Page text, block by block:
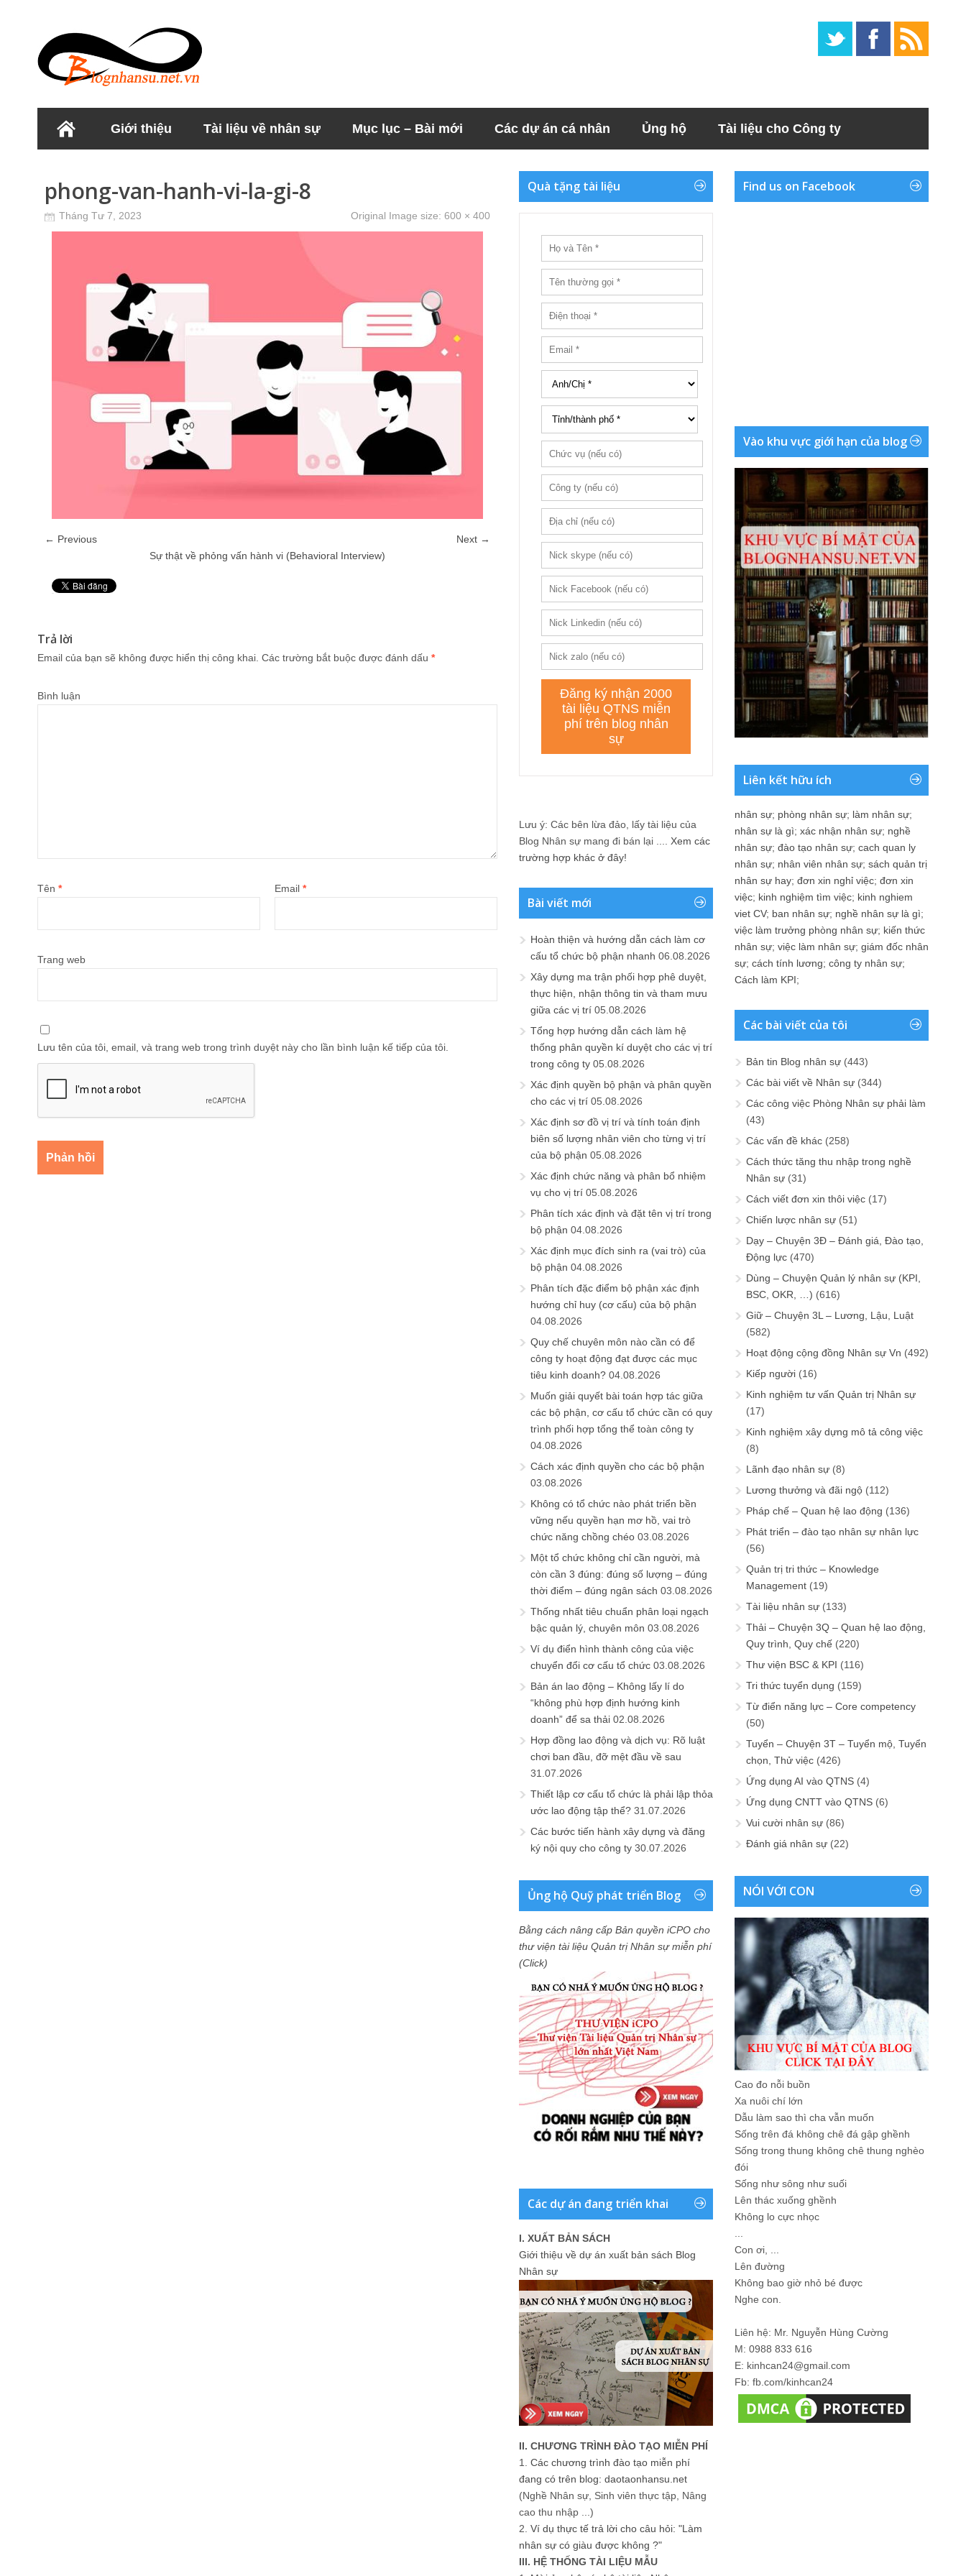
Giới thiệu Tài liệu về nhân sự Mục lục – Bài mới Các dự án cá nhân Ủng hộ Tài liệu cho Công ty
phong-van-hanh-vi-la-gi-8
Tháng Tư 7, 2023 Original Image size: 600 × 400
← Previous
Next →
Sự thật về phỏng vấn hành vi (Behavioral Interview)
Trả lời
Email của bạn sẽ không được hiển thị công khai. Các trường bắt buộc được đánh dấu *
Bình luận
Tên * Email *
Trang web
Lưu tên của tôi, email, và trang web trong trình duyệt này cho lần bình luận kế tiếp của tôi.
Quà tặng tài liệu
Lưu ý: Các bên lừa đảo, lấy tài liệu của
Blog Nhân sự mang đi bán lại .... Xem các
trường hợp khác ở đây!
Bài viết mới
Hoàn thiện và hướng dẫn cách làm cơ
cấu tổ chức bộ phận nhanh 06.08.2026
Xây dựng ma trận phối hợp phê duyệt,
thực hiện, nhận thông tin và tham mưu
giữa các vị trí 05.08.2026
Tổng hợp hướng dẫn cách làm hệ
thống phân quyền kí duyệt cho các vị trí
trong công ty 05.08.2026
Xác định quyền bộ phận và phân quyền
cho các vị trí 05.08.2026
Xác định sơ đồ vị trí và tính toán định
biên số lượng nhân viên cho từng vị trí
của bộ phận 05.08.2026
Xác định chức năng và phân bổ nhiệm
vụ cho vị trí 05.08.2026
Phân tích xác định và đặt tên vị trí trong
bộ phận 04.08.2026
Xác định mục đích sinh ra (vai trò) của
bộ phận 04.08.2026
Phân tích đặc điểm bộ phận xác định
hướng chỉ huy (cơ cấu) của bộ phận
04.08.2026
Quy chế chuyên môn nào cần có để
công ty hoạt động đạt được các mục
tiêu kinh doanh? 04.08.2026
Muốn giải quyết bài toán hợp tác giữa
các bộ phận, cơ cấu tổ chức cần có quy
trình phối hợp tổng thể toàn công ty
04.08.2026
Cách xác định quyền cho các bộ phận
03.08.2026
Không có tổ chức nào phát triển bền
vững nếu quyền hạn mơ hồ, vai trò
chức năng chồng chéo 03.08.2026
Một tổ chức không chỉ cần người, mà
còn cần 3 đúng: đúng số lượng – đúng
thời điểm – đúng ngân sách 03.08.2026
Thống nhất tiêu chuẩn phân loại ngạch
bậc quản lý, chuyên môn 03.08.2026
Ví dụ điển hình thành công của việc
chuyển đổi cơ cấu tổ chức 03.08.2026
Bản án lao động – Không lấy lí do
“không phù hợp định hướng kinh
doanh” để sa thải 02.08.2026
Hợp đồng lao động và dịch vụ: Rõ luật
chơi ban đầu, đỡ mệt đầu về sau
31.07.2026
Thiết lập cơ cấu tổ chức là phải lập thỏa
ước lao động tập thể? 31.07.2026
Các bước tiến hành xây dựng và đăng
ký nội quy cho công ty 30.07.2026
Ủng hộ Quỹ phát triển Blog
Bằng cách nâng cấp Bản quyền iCPO cho
thư viện tài liệu Quản trị Nhân sự miễn phí
(Click)
Các dự án đang triển khai
I. XUẤT BẢN SÁCH
Giới thiệu về dự án xuất bản sách Blog
Nhân sự
II. CHƯƠNG TRÌNH ĐÀO TẠO MIỄN PHÍ
1. Các chương trình đào tạo miễn phí
đang có trên blog: daotaonhansu.net
(Nghề Nhân sự, Sinh viên thực tập, Nâng
cao thu nhập ...)
2. Ví dụ thực tế trả lời cho câu hỏi: "Làm
nhân sự có giàu được không ?"
III. HỆ THỐNG TÀI LIỆU MẪU
Find us on Facebook
Vào khu vực giới hạn của blog
Liên kết hữu ích
nhân sự; phòng nhân sự; làm nhân sự;
nhân sự là gì; xác nhận nhân sự; nghề
nhân sự; đào tạo nhân sự; cach quan ly
nhân sự; nhân viên nhân sự; sách quản trị
nhân sự hay; đơn xin nghỉ việc; đơn xin
việc; kinh nghiệm tìm việc; kinh nghiem
viet CV; ban nhân sự; nghề nhân sự là gì;
việc làm trưởng phòng nhân sự; kiến thức
nhân sự; việc làm nhân sự; giám đốc nhân
sự; cách tính lương; công ty nhân sự;
Cách làm KPI;
Các bài viết của tôi
Bản tin Blog nhân sự (443)
Các bài viết về Nhân sự (344)
Các công việc Phòng Nhân sự phải làm
(43)
Các vấn đề khác (258)
Cách thức tăng thu nhập trong nghề
Nhân sự (31)
Cách viết đơn xin thôi việc (17)
Chiến lược nhân sự (51)
Dạy – Chuyện 3Đ – Đánh giá, Đào tạo,
Động lực (470)
Dùng – Chuyện Quản lý nhân sự (KPI,
BSC, OKR, …) (616)
Giữ – Chuyện 3L – Lương, Lậu, Luật
(582)
Hoạt động cộng đồng Nhân sự Vn (492)
Kiếp người (16)
Kinh nghiệm tư vấn Quản trị Nhân sự
(17)
Kinh nghiệm xây dựng mô tả công việc
(8)
Lãnh đạo nhân sự (8)
Lương thưởng và đãi ngộ (112)
Pháp chế – Quan hệ lao động (136)
Phát triển – đào tạo nhân sự nhân lực
(56)
Quản trị tri thức – Knowledge
Management (19)
Tài liệu nhân sự (133)
Thải – Chuyện 3Q – Quan hệ lao động,
Quy trình, Quy chế (220)
Thư viện BSC & KPI (116)
Tri thức tuyển dụng (159)
Từ điển năng lực – Core competency
(50)
Tuyển – Chuyện 3T – Tuyển mộ, Tuyển
chọn, Thử việc (426)
Ứng dụng AI vào QTNS (4)
Ứng dụng CNTT vào QTNS (6)
Vui cười nhân sự (86)
Đánh giá nhân sự (22)
NÓI VỚI CON
Cao đo nỗi buồn
Xa nuôi chí lớn
Dẫu làm sao thì cha vẫn muốn
Sống trên đá không chê đá gập ghềnh
Sống trong thung không chê thung nghèo
đói
Sống như sông như suối
Lên thác xuống ghềnh
Không lo cực nhọc
Con ơi, ...
Lên đường
Không bao giờ nhỏ bé được
Nghe con.
Liên hệ: Mr. Nguyễn Hùng Cường
M: 0988 833 616
E: kinhcan24@gmail.com
Fb: fb.com/kinhcan24